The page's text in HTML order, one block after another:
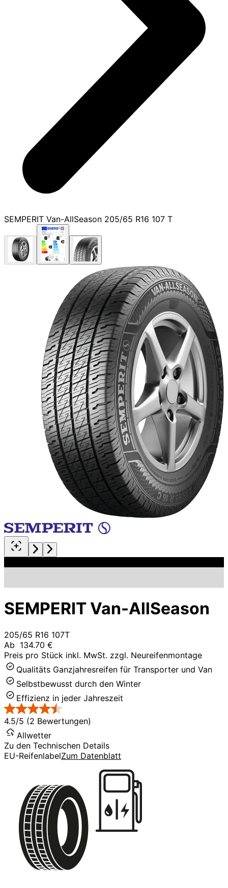
SEMPERIT Van-AllSeason 205/65 R16 107 T
SEMPERIT Van-AllSeason
205/65 R16 107T
Ab 134.70 €
Preis pro Stück inkl. MwSt. zzgl. Neureifenmontage
Qualitäts Ganzjahresreifen für Transporter und Van
Selbstbewusst durch den Winter
Effizienz in jeder Jahreszeit
4.5/5 (2 Bewertungen)
Allwetter
Zu den Technischen Details
EU-ReifenlabelZum Datenblatt